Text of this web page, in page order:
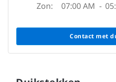
Zon:
07:00 AM -
Contact met